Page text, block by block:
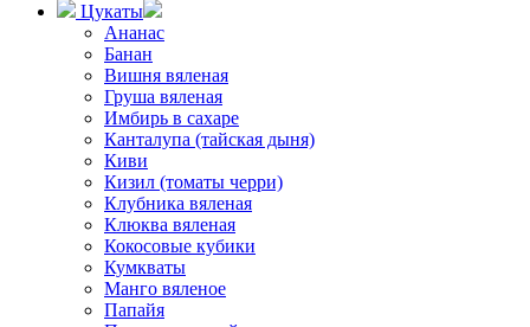
Цукаты
Ананас
Банан
Вишня вяленая
Груша вяленая
Имбирь в сахаре
Канталупа (тайская дыня)
Киви
Кизил (томаты черри)
Клубника вяленая
Клюква вяленая
Кокосовые кубики
Кумкваты
Манго вяленое
Папайя